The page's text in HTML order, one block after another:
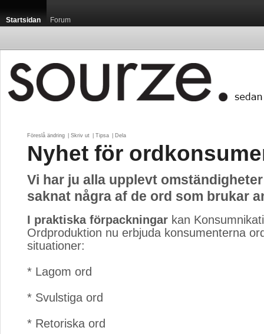
Startsidan Forum
Föreslå ändring Skriv ut Tipsa Dela
Nyhet för
Vi har ju alla upplevt
saknat några af de ord som brukar
I praktiska förpackningar kan
Ordproduktion nu erbjuda konsumenterna
situationer:
* Lagom ord
* Svulstiga ord
* Retoriska ord